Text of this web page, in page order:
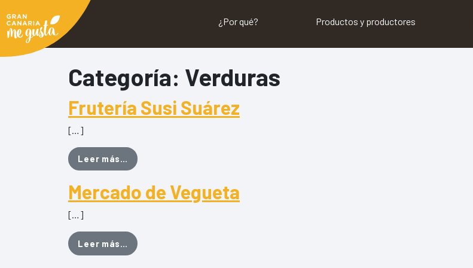
¿Por qué? Productos y productores
Categoría: Verduras
Frutería Susi Suárez
[…]
Leer más… from Frutería Susi Suárez
Mercado de Vegueta
[…]
Leer más… from Mercado de Vegueta